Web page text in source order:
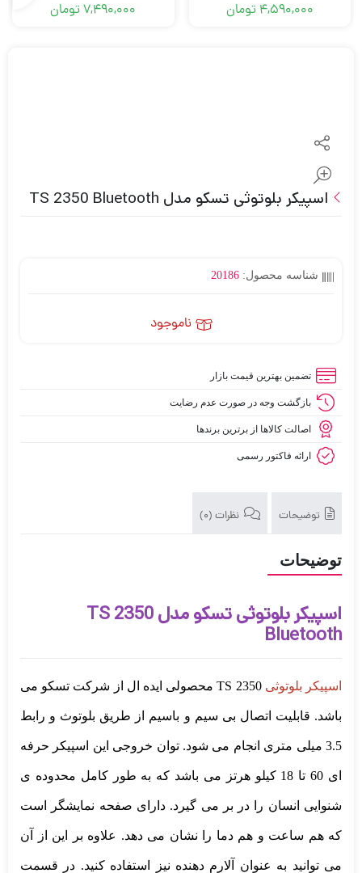
4,590,000 تومان 7,490,000تومان
اسپیکر بلوتوثی تسکو مدل TS 2350 Bluetooth
شناسه محصول: 20186
ناموجود
تضمین بهترین قیمت بازار
بازگشت وجه در صورت عدم رضایت
اصالت کالاها از برترین برندها
ارائه فاکتور رسمی
توضیحات نظرات (0)
توضیحات
اسپیکر بلوتوثی تسکو مدل TS 2350
Bluetooth
اسپیکر بلوتوثی TS 2350 محصولی ایده ال از شرکت تسکو می
باشد. قابلیت اتصال بی سیم و باسیم از طریق بلوتوث و رابط
3.5 میلی متری انجام می شود. توان خروجی این اسپیکر حرفه
ای 60 تا 18 کیلو هرتز می باشد که به طور کامل محدوده ی
شنوایی انسان را در بر می گیرد. دارای صفحه نمایشگر است
که هم ساعت و هم دما را نشان می دهد. علاوه بر این از آن
می توانید به عنوان آلارم دهنده نیز استفاده کنید. در قسمت